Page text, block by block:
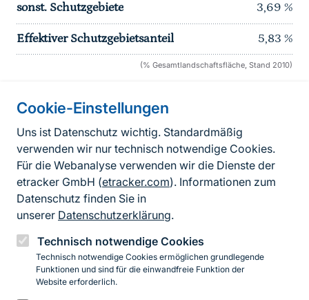
Cookie-Einstellungen
Uns ist Datenschutz wichtig. Standardmäßig
verwenden wir nur technisch notwendige Cookies.
Für die Webanalyse verwenden wir die Dienste der
etracker GmbH (etracker.com). Informationen zum
Datenschutz finden Sie in
unserer Datenschutzerklärung.
Technisch notwendige Cookies
Technisch notwendige Cookies ermöglichen grundlegende
Funktionen und sind für die einwandfreie Funktion der
Website erforderlich.
sonst. Schutzgebiete 3,69 %
Effektiver Schutzgebietsanteil 5,83 %
(% Gesamtlandschaftsfläche, Stand 2010)
Informationen zur Seite
FußzeileKontakt zum BfN
Kontaktformular
Erklärung zur Barrierefreiheit
Impressum
Datenschutz